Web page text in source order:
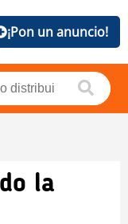
¡Pon un anuncio!
la